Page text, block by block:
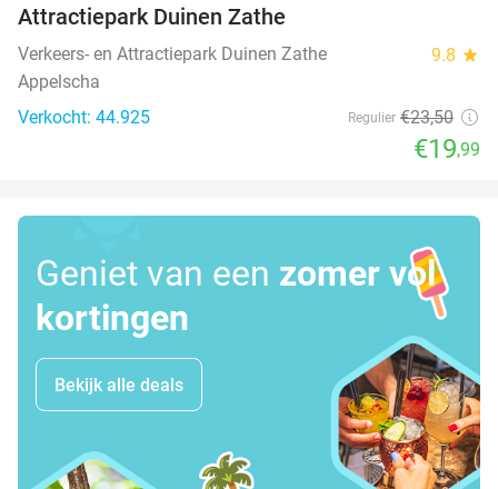
Attractiepark Duinen Zathe
Verkeers- en Attractiepark Duinen Zathe 9.8 star
Appelscha
Verkocht: 44.925
Regulier €23,50
€19,99
Geniet van een zomer vol
kortingen
Bekijk alle deals